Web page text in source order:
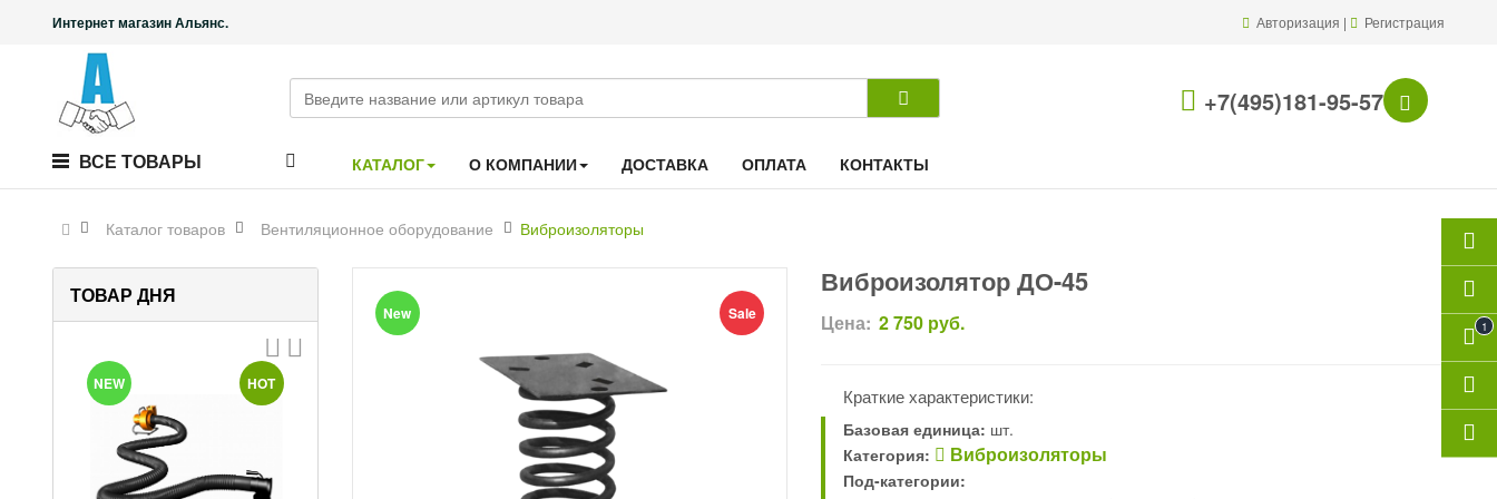
Интернет магазин Альянс. Авторизация | Регистрация
+7(495)181-95-57
ВСЕ ТОВАРЫ КАТАЛОГ О КОМПАНИИ ДОСТАВКА ОПЛАТА КОНТАКТЫ
Каталог товаров Вентиляционное оборудование Виброизоляторы
ТОВАР ДНЯ
HOT
NEW
Sale
New
Виброизолятор ДО-45
Цена: 2 750 руб.
Краткие характеристики:
Базовая единица: шт.
Категория:
Виброизоляторы
Под-категории:
1